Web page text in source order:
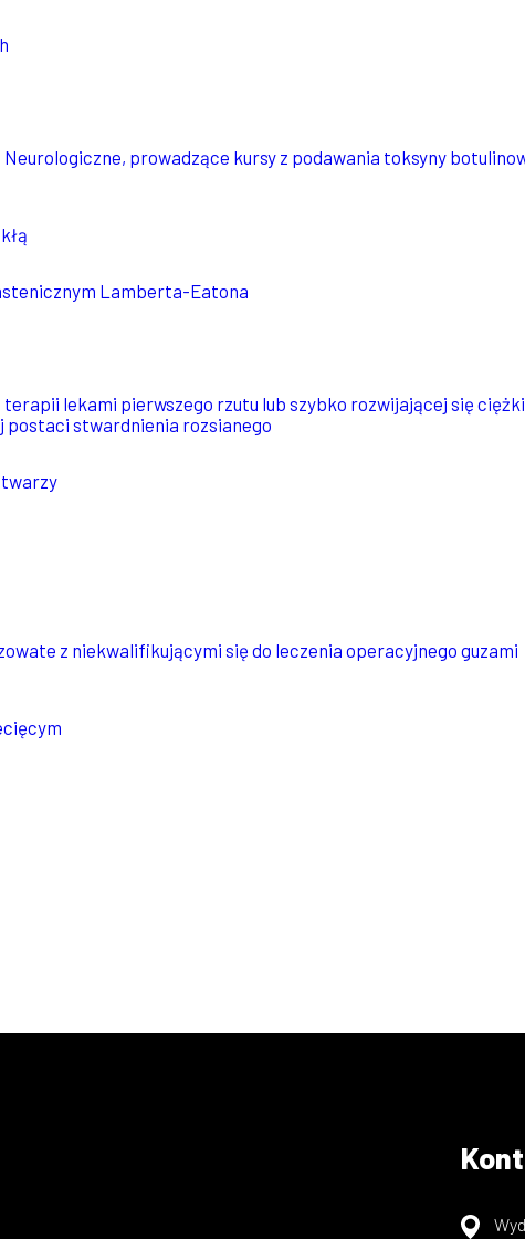
prowadzące kursy z podawania toksyny
Lamberta-Eatona
lekami pierwszego rzutu lub szybko rozwijającej się
stwardnienia rozsianego
twarzy
z niekwalifikującymi się do leczenia operacyjnego guzami